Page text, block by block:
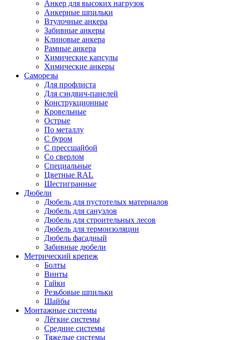
Анкер для высоких нагрузок
Анкерные шпильки
Втулочные анкера
Забивные анкеры
Клиновые анкера
Рамные анкера
Химические капсулы
Химические анкеры
Саморезы
Для профлиста
Для сэндвич-панелей
Конструкционные
Кровельные
Острые
По металлу
С буром
С прессшайбой
Со сверлом
Специальные
Цветные RAL
Шестигранные
Дюбели
Дюбель для пустотелых материалов
Дюбель для санузлов
Дюбель для строительных лесов
Дюбель для термоизоляции
Дюбель фасадный
Забивные дюбели
Метрический крепеж
Болты
Винты
Гайки
Резьбовые шпильки
Шайбы
Монтажные системы
Лёгкие системы
Средние системы
Тяжелые системы